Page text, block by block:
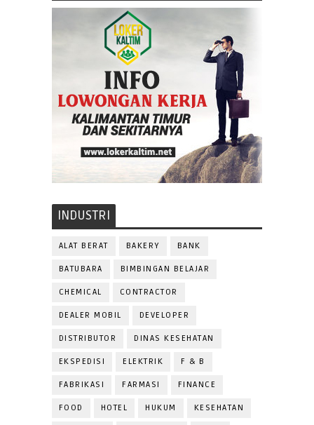
INDUSTRI
ALAT BERAT BAKERY BANK
BATUBARA BIMBINGAN BELAJAR
CHEMICAL CONTRACTOR
DEALER MOBIL DEVELOPER
DISTRIBUTOR DINAS KESEHATAN
EKSPEDISI ELEKTRIK F & B
FABRIKASI FARMASI FINANCE
FOOD HOTEL HUKUM KESEHATAN